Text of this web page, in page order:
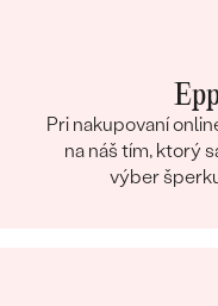
Pri nakupovaní
na náš tím, ktorý
výber